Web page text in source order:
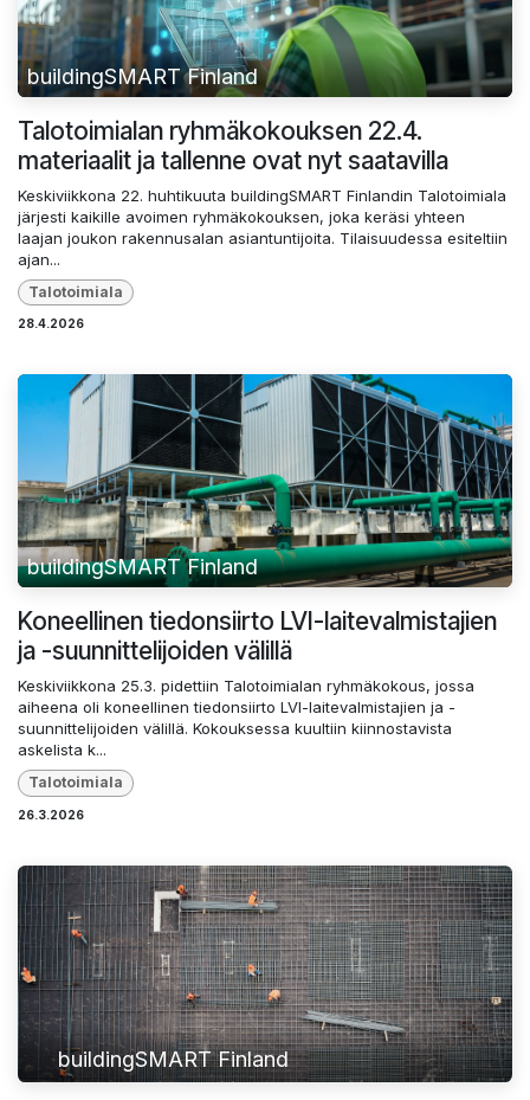
buildingSMART Finland
Talotoimialan ryhmäkokouksen 22.4.
materiaalit ja tallenne ovat nyt saatavilla
Keskiviikkona 22. huhtikuuta buildingSMART Finlandin Talotoimiala
järjesti kaikille avoimen ryhmäkokouksen, joka keräsi yhteen
laajan joukon rakennusalan asiantuntijoita. Tilaisuudessa esiteltiin
ajan...
Talotoimiala
28.4.2026
buildingSMART Finland
Koneellinen tiedonsiirto LVI-laitevalmistajien
ja -suunnittelijoiden välillä
Keskiviikkona 25.3. pidettiin Talotoimialan ryhmäkokous, jossa
aiheena oli koneellinen tiedonsiirto LVI-laitevalmistajien ja -
suunnittelijoiden välillä. Kokouksessa kuultiin kiinnostavista
askelista k...
Talotoimiala
26.3.2026
buildingSMART Finland